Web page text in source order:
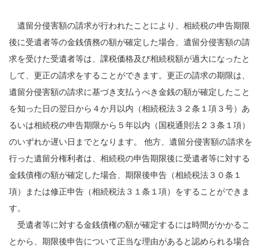
遺留分侵害額の請求が行われたことにより、相続税の申告期限
後に受遺者等の金銭債務の額が確定した場合、遺留分侵害額の請
求を受けた受遺者等は、課税価格及び相続税額が過大になったと
して、更正の請求をすることができます。更正の請求の期限は、
遺留分侵害額の請求に基づき支払うべき金銭の額が確定したこと
を知った日の翌日から４か月以内（相続税法３２条１項３号）あ
るいは相続税の申告期限から５年以内（国税通則法２３条１項）
のいずれか遅い日までとなります。 他方、遺留分侵害額の請求を
行った遺留分権利者は、相続税の申告期限後に受遺者等に対する
金銭債権の額が確定した場合、期限後申告（相続税法３０条１
項）または修正申告（相続税法３１条１項）をすることができま
す。
受遺者等に対する金銭債権の額が確定するには時間がかかるこ
とから、期限後申告について正当な理由があると認められる場合